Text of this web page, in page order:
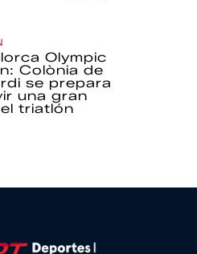
Olympic
Colònia de
se prepara
una gran
triatlón